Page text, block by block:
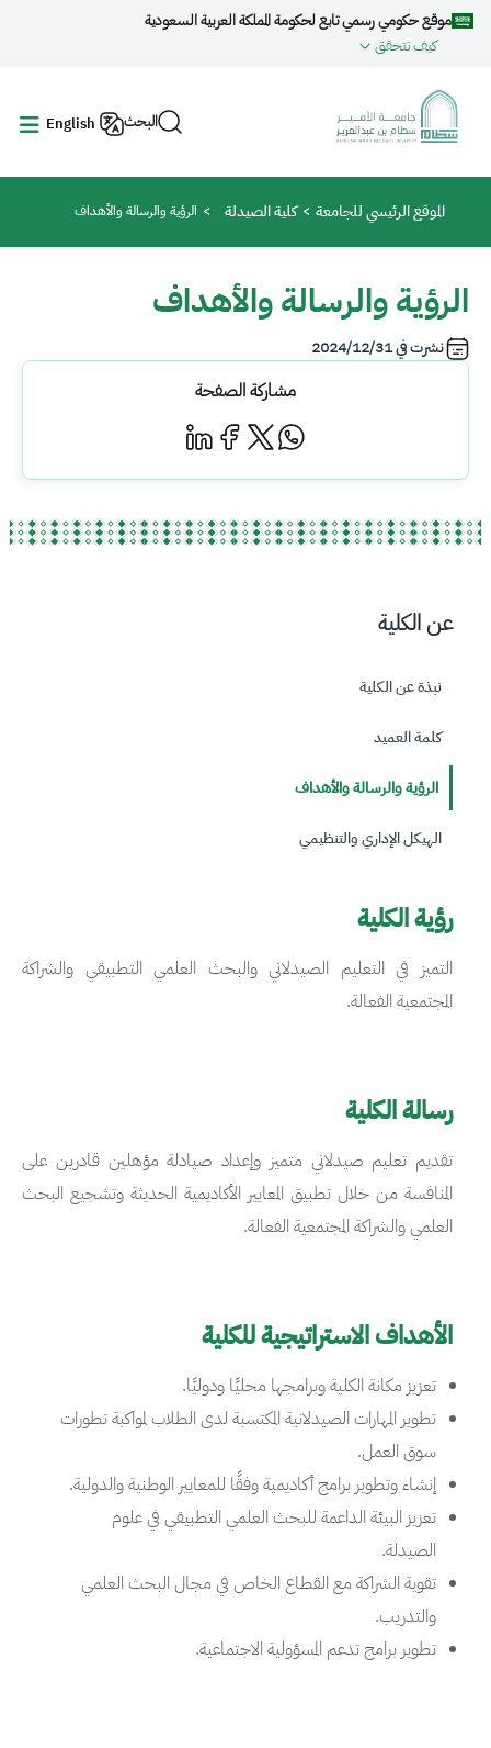
تجاوز إلى المحتوى الرئيسي
موقع حكومي رسمي تابع لحكومة المملكة العربية السعودية
كيف تتحقق
البحث English
مسار التنقل
الموقع الرئيسي للجامعة كلية الصيدلة الرؤية والرسالة والأهداف
الرؤية والرسالة والأهداف
نشرت في2024/12/31
مشاركة الصفحة
عن الكلية
نبذة عن الكلية
كلمة العميد
الرؤية والرسالة والأهداف
الهيكل الإداري والتنظيمي
رؤية الكلية
التميز في التعليم الصيدلاني والبحث العلمي التطبيقي والشراكة
المجتمعية الفعالة.
رسالة الكلية
تقديم تعليم صيدلاني متميز وإعداد صيادلة مؤهلين قادرين على
المنافسة من خلال تطبيق المعايير الأكاديمية الحديثة وتشجيع البحث
العلمي والشراكة المجتمعية الفعالة.
الأهداف الاستراتيجية للكلية
تعزيز مكانة الكلية وبرامجها محليًا ودوليًا.
تطوير المهارات الصيدلانية المكتسبة لدى الطلاب لمواكبة تطورات
سوق العمل.
إنشاء وتطوير برامج أكاديمية وفقًا للمعايير الوطنية والدولية.
تعزيز البيئة الداعمة للبحث العلمي التطبيقي في علوم
الصيدلة.
تقوية الشراكة مع القطاع الخاص في مجال البحث العلمي
والتدريب.
تطوير برامج تدعم المسؤولية الاجتماعية.